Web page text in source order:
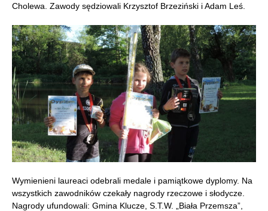
Cholewa. Zawody sędziowali Krzysztof Brzeziński i Adam Leś.
Wymienieni laureaci odebrali medale i pamiątkowe dyplomy. Na
wszystkich zawodników czekały nagrody rzeczowe i słodycze.
Nagrody ufundowali: Gmina Klucze, S.T.W. „Biała Przemsza”,